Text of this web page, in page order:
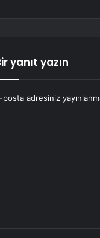
yanıt yazın
posta adresiniz